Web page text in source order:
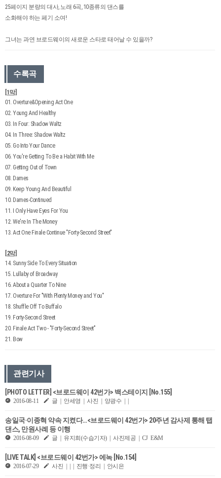
25페이지 분량의 대사, 노래 6곡, 10종류의 댄스를
소화해야 하는 페기 소여!
그녀는 과연 브로드웨이의 새로운 스타로 태어날 수 있을까?
수록곡
[1막]
01. Overture&Opening Act One
02. Young And Healthy
03. In Four: Shadow Waltz
04. In Three: Shadow Waltz
05. Go Into Your Dance
06. You're Getting To Be a Habit With Me
07. Getting Out of Town
08. Dames
09. Keep Young And Beautiful
10. Dames-Continued
11. I Only Have Eyes For You
12. We're In The Money
13. Act One Finale Continue "Forty-Second Street"
[2막]
14. Sunny Side To Every Situation
15. Lullaby of Broadway
16. About a Quarter To Nine
17. Overture For "With Plenty Money and You"
18. Shuffle Off To Buffalo
19. Forty-Second Street
20. Finale Act Two - "Forty-Second Street"
21. Bow
관련기사
[PHOTO LETTER] <브로드웨이 42번가> 백스테이지 [No.155]
2016-08-11 글 | 안세영 | 사진 | 양광수 | |
송일국·이종혁 약속 지켰다…<브로드웨이 42번가> 20주년 감사제 통해 탭
댄스, 만원사례 등 이행
2016-08-09 글 | 유지희(수습기자) | 사진제공 | CJ E&M
[LIVE TALK] <브로드웨이 42번가> 에녹 [No.154]
2016-07-29 사진 | | | 진행·정리 | 안시은